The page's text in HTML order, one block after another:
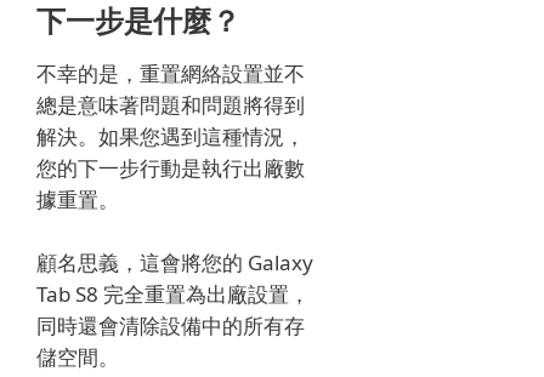
下一步是什麼？
不幸的是，重置網絡設置並不
總是意味著問題和問題將得到
解決。 如果您遇到這種情況，
您的下一步行動是執行出廠數
據重置。
顧名思義，這會將您的 Galaxy
Tab S8 完全重置為出廠設置，
同時還會清除設備中的所有存
儲空間。